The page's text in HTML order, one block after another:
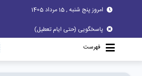
امروز پنج شنبه , 15 مرداد 1405
پاسخگویی (حتی ایام تعطیل)
فهرست